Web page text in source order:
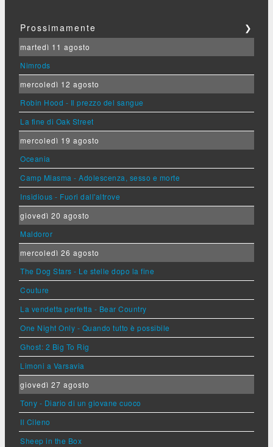
Prossimamente ❯
martedì 11 agosto
Nimrods
mercoledì 12 agosto
Robin Hood - Il prezzo del sangue
La fine di Oak Street
mercoledì 19 agosto
Oceania
Camp Miasma - Adolescenza, sesso e morte
Insidious - Fuori dall'altrove
giovedì 20 agosto
Maldoror
mercoledì 26 agosto
The Dog Stars - Le stelle dopo la fine
Couture
La vendetta perfetta - Bear Country
One Night Only - Quando tutto è possibile
Ghost: 2 Big To Rig
Limoni a Varsavia
giovedì 27 agosto
Tony - Diario di un giovane cuoco
Il Cileno
Sheep in the Box